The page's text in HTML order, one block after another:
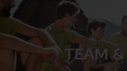
TEAM &